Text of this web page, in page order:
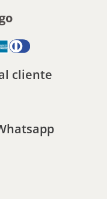
cliente